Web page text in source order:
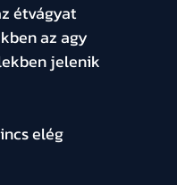
étvágyat
az agy
jelenik
elég